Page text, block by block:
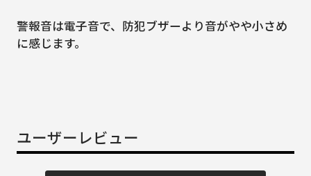
警報音は電子音で、防犯ブザーより音がやや小さめ
に感じます。
ユーザーレビュー